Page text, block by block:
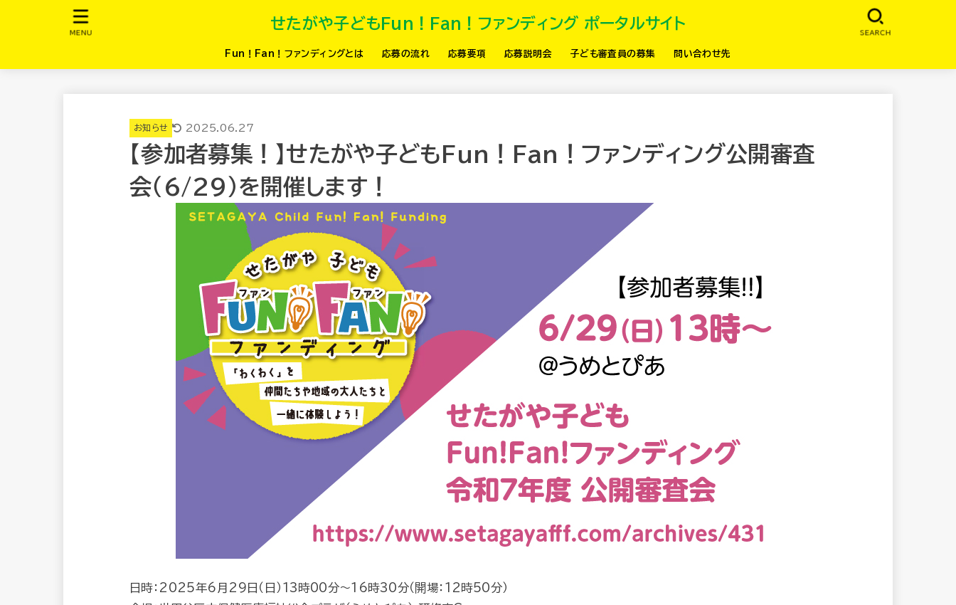
せたがや子どもFun！Fan！ファンディング ポータルサイト
Fun！Fan！ファンディングとは 応募の流れ 応募要項 応募説明会 子ども審査員の募集 問い合わせ先
SEARCH
MENU
お知らせ 2025.06.27
【参加者募集！】せたがや子どもFun！Fan！ファンディング公開審査
会（6/29）を開催します！
日時：2025年6月29日（日）13時00分～16時30分（開場：12時50分）